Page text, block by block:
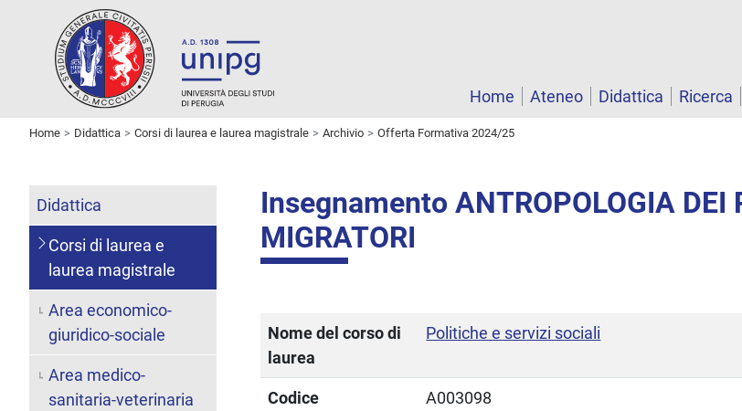
Home
Ateneo Didattica Ricerca
Home Didattica Corsi di laurea e laurea magistrale Archivio Offerta Formativa 2024/25
Insegnamento ANTROPOLOGIA DEI
MIGRATORI
Nome del corso di
laurea
Politiche e servizi sociali
Codice
A003098
Didattica
Corsi di laurea e
laurea magistrale
Area economico-
giuridico-sociale
Area medico-
sanitaria-veterinaria